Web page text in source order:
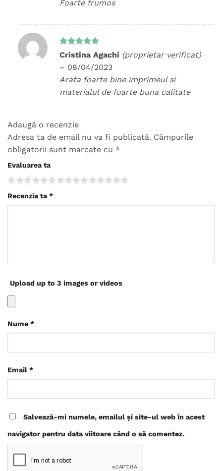
Foarte frumos
Evaluat la
din 5
Cristina Agachi (proprietar verificat)
– 08/04/2023
Arata foarte bine imprimeul si
materialul de foarte buna calitate
Adaugă o recenzie
Adresa ta de email nu va fi publicată. Câmpurile
obligatorii sunt marcate cu *
Evaluarea ta
Recenzia ta *
Upload up to 3 images or videos
Nume *
Email *
Salvează-mi numele, emailul și site-ul web în acest
navigator pentru data viitoare când o să comentez.